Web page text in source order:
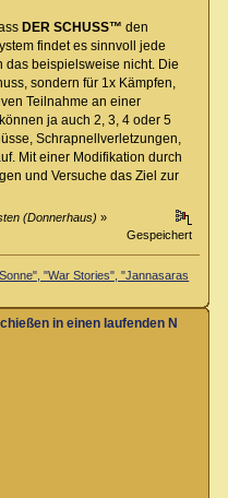
DER SCHUSS™ den
findet es sinnvoll jede
das beispielsweise nicht. Die
sondern für 1x Kämpfen,
Teilnahme an einer
ja auch 2, 3, 4 oder 5
Schrapnellverletzungen,
Mit einer Modifikation durch
und Versuche das Ziel zur
(Donnerhaus) »
Gespeichert
"War Stories", "Jannasaras
in einen laufenden